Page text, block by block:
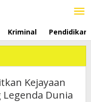
Kriminal Pendidikan
Siap
Kejayaan
Dunia